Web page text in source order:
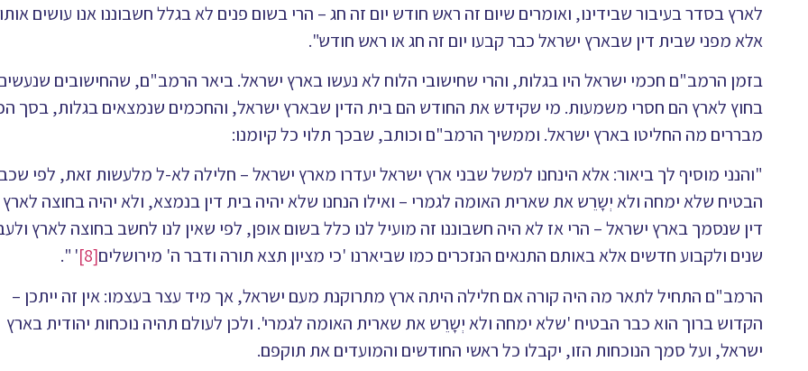
לארץ בסדר בעיבור שבידינו, ואומרים שיום זה ראש חודש יום זה חג – הרי בשום פנים לא בגלל חשבוננו אנו עושים
אלא מפני שבית דין שבארץ ישראל כבר קבעו יום זה חג או ראש חודש".
בזמן הרמב"ם חכמי ישראל היו בגלות, והרי שחישובי הלוח לא נעשו בארץ ישראל. ביאר הרמב"ם, שהחישובים
בחוץ לארץ הם חסרי משמעות. מי שקידש את החודש הם בית הדין שבארץ ישראל, והחכמים שנמצאים בגלות, בסך
מבררים מה החליטו בארץ ישראל. וממשיך הרמב"ם וכותב, שבכך תלוי כל קיומנו:
"והנני מוסיף לך ביאור: אלא הינחנו למשל שבני ארץ ישראל יעדרו מארץ ישראל – חלילה לא-ל מלעשות זאת, לפי
הבטיח שלא ימחה ולא יְשָרֵש את שארית האומה לגמרי – ואילו הנחנו שלא יהיה בית דין בנמצא, ולא יהיה בחוצה
דין שנסמך בארץ ישראל – הרי אז לא היה חשבוננו זה מועיל לנו כלל בשום אופן, לפי שאין לנו לחשב בחוצה לארץ
שנים ולקבוע חדשים אלא באותם התנאים הנזכרים כמו שביארנו 'כי מציון תצא תורה ודבר ה' מירושלים[8]
' ".
הרמב"ם התחיל לתאר מה היה קורה אם חלילה היתה ארץ מתרוקנת מעם ישראל, אך מיד עצר בעצמו: אין זה ייתכן –
הקדוש ברוך הוא כבר הבטיח 'שלא ימחה ולא יְשָרֵש את שארית האומה לגמרי'. ולכן לעולם תהיה נוכחות יהודית בארץ
ישראל, ועל סמך הנוכחות הזו, יקבלו כל ראשי החודשים והמועדים את תוקפם.